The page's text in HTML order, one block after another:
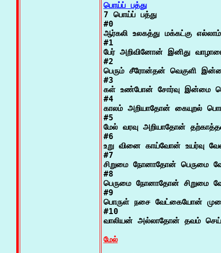
பொய்ப் பத்து
7 பொய்ப் பத்து
#0
ஆர்கலி உலகத்து மக்கட்கு எல்லாம்
#1
பேர் அறிவினோன் இனிது
#2
பெரும் சீரோன்தன் வெகுளி
#3
கள் உண்போன் சோர்வு இன்மை
#4
காலம் அறியாதோன் கையுறல்
#5
மேல் வரவு அறியாதோன்
#6
உறு வினை காய்வோன் உயர்வு
#7
சிறுமை நோனாதோன் பெருமை
#8
பெருமை நோனாதோன் சிறுமை
#9
பொருள் நசை வேட்கையோன்
#10
வாலியன் அல்லாதோன் தவம்
மேல்